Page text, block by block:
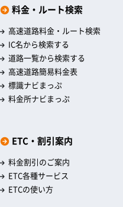
料金・ルート検索
高速道路料金・ルート検索
IC名から検索する
道路一覧から検索する
高速道路簡易料金表
標識ナビまっぷ
料金所ナビまっぷ
ETC・割引案内
料金割引のご案内
ETC各種サービス
ETCの使い方